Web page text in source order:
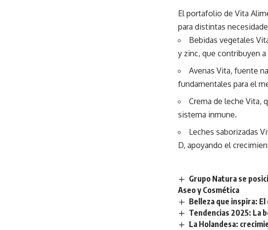
El portafolio de Vita
para distintas
Bebidas vegetales
y zinc, que contribuyen
Avenas Vita, fuente
fundamentales para el
Crema de leche Vita,
sistema inmune.
Leches saborizadas
D, apoyando el
Grupo Natura se
Aseo y Cosmética
Belleza que inspira:
Tendencias 2025: La
La Holandesa: